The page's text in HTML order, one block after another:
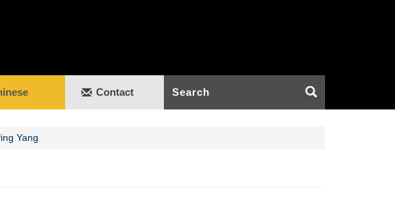
Contact
Yang